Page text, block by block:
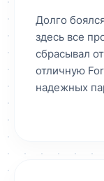
Долго
здесь все
сбрасывал
отличную
надежных